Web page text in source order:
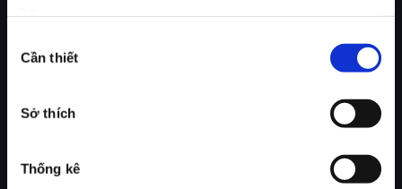
chọn
Cần thiết
Sở thích
Thống kê